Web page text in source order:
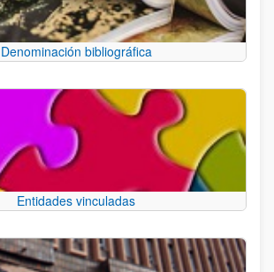
Denominación bibliográfica
Entidades vinculadas